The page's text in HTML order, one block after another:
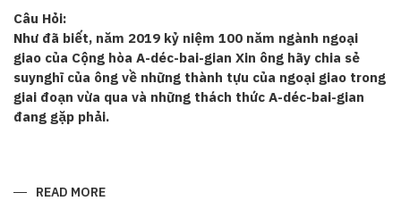
Câu Hỏi:
Như đã biết, năm 2019 kỷ niệm 100 năm ngành ngoại
giao của Cộng hòa A-déc-bai-gian Xin ông hãy chia sẻ
suynghĩ của ông về những thành tựu của ngoại giao trong
giai đoạn vừa qua và những thách thức A-déc-bai-gian
đang gặp phải.
READ MORE